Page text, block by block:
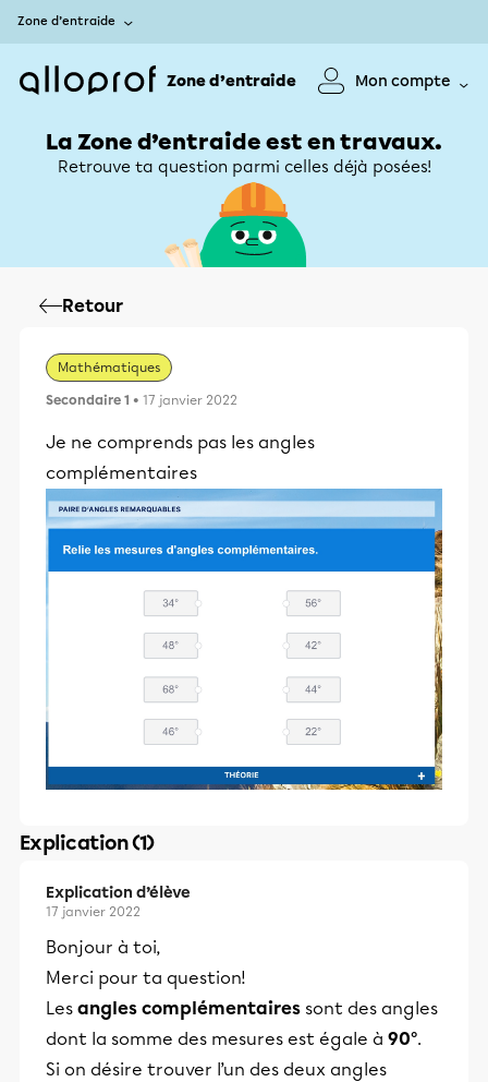
Zone d’entraide
Zone d’entraide Mon compte
La Zone d’entraide est en travaux.
Retrouve ta question parmi celles déjà posées!
Retour
Mathématiques
Secondaire 1 • 17 janvier 2022
Je ne comprends pas les angles
complémentaires
Explication (1)
Explication d’élève
17 janvier 2022
Bonjour à toi,
Merci pour ta question!
Les angles complémentaires sont des angles
dont la somme des mesures est égale à 90°.
Si on désire trouver l’un des deux angles